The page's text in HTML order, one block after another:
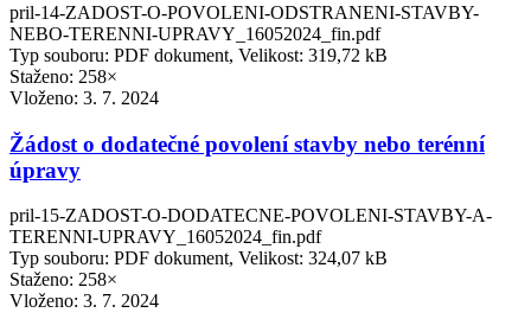
pril-14-ZADOST-O-POVOLENI-ODSTRANENI-STAVBY-
NEBO-TERENNI-UPRAVY_16052024_fin.pdf
Typ souboru: PDF dokument, Velikost: 319,72 kB
Staženo: 258×
Vloženo: 3. 7. 2024
Žádost o dodatečné povolení stavby nebo terénní
úpravy
pril-15-ZADOST-O-DODATECNE-POVOLENI-STAVBY-A-
TERENNI-UPRAVY_16052024_fin.pdf
Typ souboru: PDF dokument, Velikost: 324,07 kB
Staženo: 258×
Vloženo: 3. 7. 2024